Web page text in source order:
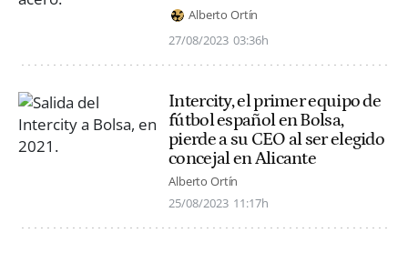
Alberto Ortín
27/08/2023 03:36h
Intercity, el primer equipo de
fútbol español en Bolsa,
pierde a su CEO al ser elegido
concejal en Alicante
Alberto Ortín
25/08/2023 11:17h